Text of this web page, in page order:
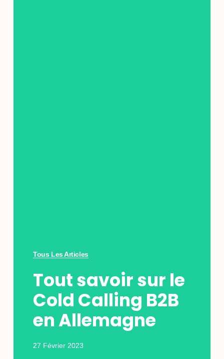
Tous Les Articles
Tout savoir sur le
Cold Calling B2B
en Allemagne
27 Février 2023